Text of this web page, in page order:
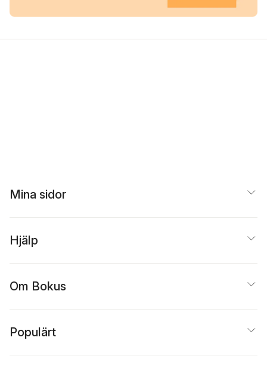
Mina sidor
Hjälp
Om Bokus
Populärt